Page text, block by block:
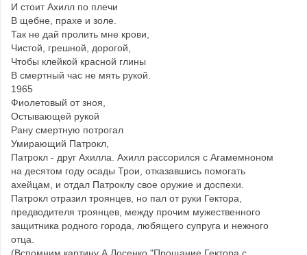
И стоит Ахилл по плечи
В щебне, прахе и золе.
Так не дай пролить мне крови,
Чистой, грешной, дорогой,
Чтобы клейкой красной глины
В смертный час не мять рукой.
1965
Фиолетовый от зноя,
Остывающей рукой
Рану смертную потрогал
Умирающий Патрокл,
Патрокл - друг Ахилла. Ахилл рассорился с Агамемноном
на десятом году осады Трои, отказавшись помогать
ахейцам, и отдал Патроклу свое оружие и доспехи.
Патрокл отразил троянцев, но пал от руки Гектора,
предводителя троянцев, между прочим мужественного
защитника родного города, любящего супруга и нежного
отца.